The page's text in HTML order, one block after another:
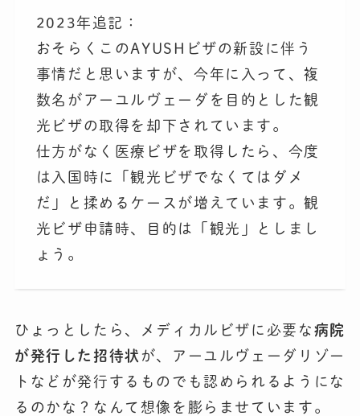
2023年追記：
おそらくこのAYUSHビザの新設に伴う
事情だと思いますが、今年に入って、複
数名がアーユルヴェーダを目的とした観
光ビザの取得を却下されています。
仕方がなく医療ビザを取得したら、今度
は入国時に「観光ビザでなくてはダメ
だ」と揉めるケースが増えています。観
光ビザ申請時、目的は「観光」としまし
ょう。
ひょっとしたら、メディカルビザに必要な 病院
が発行した招待状 が、アーユルヴェーダリゾー
トなどが発行するものでも認められるようにな
るのかな？なんて想像を膨らませています。